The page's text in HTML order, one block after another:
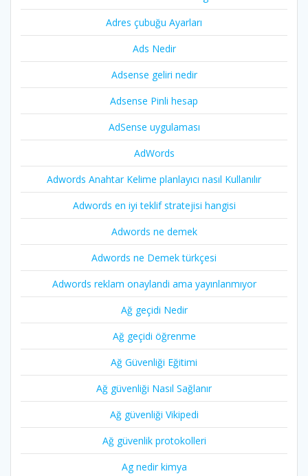
Adres çubuğu Ayarları
Ads Nedir
Adsense geliri nedir
Adsense Pinli hesap
AdSense uygulaması
AdWords
Adwords Anahtar Kelime planlayıcı nasıl Kullanılır
Adwords en iyi teklif stratejisi hangisi
Adwords ne demek
Adwords ne Demek türkçesi
Adwords reklam onaylandi ama yayınlanmıyor
Ağ geçidi Nedir
Ağ geçidi öğrenme
Ağ Güvenliği Eğitimi
Ağ güvenliği Nasıl Sağlanır
Ağ güvenliği Vikipedi
Ağ güvenlik protokolleri
Ag nedir kimya